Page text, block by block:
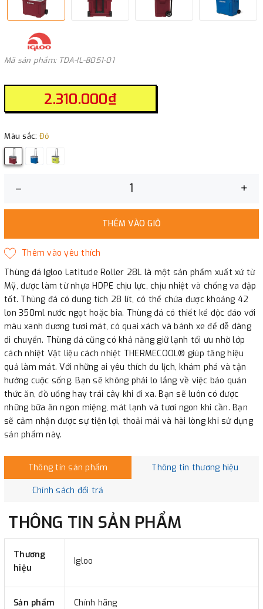
Mã sản phẩm: TDA-IL-8051-01
2.310.000₫
Màu sắc: Đỏ
– +
THÊM VÀO GIỎ
Thùng đá Igloo Latitude Roller 28L là một sản phẩm xuất xứ từ
Mỹ, được làm từ nhựa HDPE chịu lực, chịu nhiệt và chống va đập
tốt. Thùng đá có dung tích 28 lít, có thể chứa được khoảng 42
lon 350ml nước ngọt hoặc bia. Thùng đá có thiết kế độc đáo với
màu xanh dương tươi mát, có quai xách và bánh xe để dễ dàng
di chuyển. Thùng đá cũng có khả năng giữ lạnh tối ưu nhờ lớp
cách nhiệt Vật liệu cách nhiệt THERMECOOL® giúp tăng hiệu
quả làm mát. Với những ai yêu thích du lịch, khám phá và tận
hưởng cuộc sống. Bạn sẽ không phải lo lắng về việc bảo quản
thức ăn, đồ uống hay trái cây khi đi xa. Bạn sẽ luôn có được
những bữa ăn ngon miệng, mát lạnh và tươi ngon khi cần. Bạn
sẽ cảm nhận được sự tiện lợi, thoải mái và hài lòng khi sử dụng
sản phẩm này.
Thông tin sản phẩm Thông tin thương hiệu
Chính sách đổi trả
THÔNG TIN SẢN PHẨM
Thương
hiệu
Igloo
Sản phẩm Chính hãng